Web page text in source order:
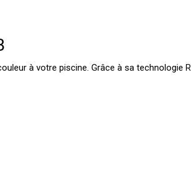
à votre piscine. Grâce à sa technologie